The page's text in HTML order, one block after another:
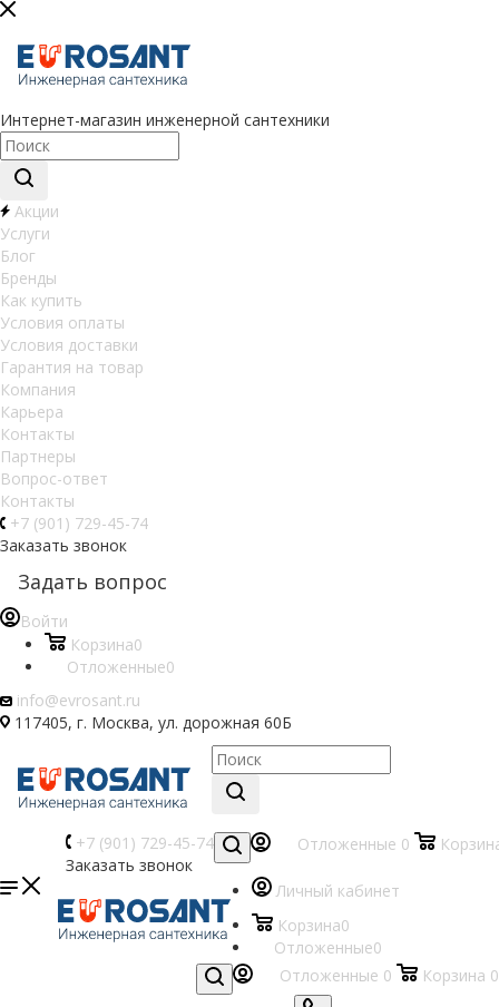
Интернет-магазин инженерной сантехники
Акции
Услуги
Блог
Бренды
Как купить
Условия оплаты
Условия доставки
Гарантия на товар
Компания
Карьера
Контакты
Партнеры
Вопрос-ответ
Контакты
+7 (901) 729-45-74
Заказать звонок
Задать вопрос
Войти
Корзина0
Отложенные0
info@evrosant.ru
117405, г. Москва, ул. дорожная 60Б
+7 (901) 729-45-74
Заказать звонок
Отложенные 0
Отложенные 0 Корзина 0
Личный кабинет
Корзина0
Отложенные0